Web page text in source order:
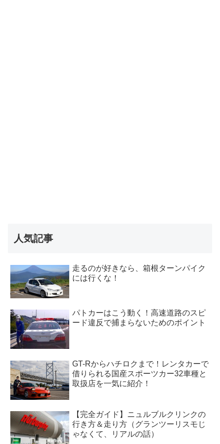
人気記事
走るのが好きなら、箱根ターンパイク
には行くな！
パトカーはこう動く！高速道路のスピ
ード違反で捕まらないためのポイント
GT-Rからハチロクまで！レンタカーで
借りられる国産スポーツカー32車種と
取扱店を一気に紹介！
【完全ガイド】ニュルブルクリンクの
行き方＆走り方（グランツーリスモじ
ゃなくて、リアルの話）